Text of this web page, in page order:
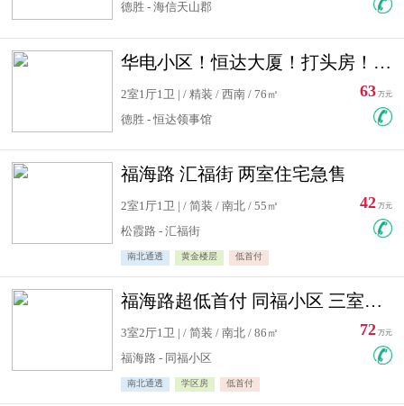
德胜 - 海信天山郡
华电小区！恒达大厦！打头房！精装修！可低首付！随时看房！
2室1厅1卫 | / 精装 / 西南 / 76㎡
德胜 - 恒达领事馆
63 万元
福海路 汇福街 两室住宅急售
2室1厅1卫 | / 简装 / 南北 / 55㎡
松霞路 - 汇福街
南北通透 黄金楼层 低首付
42 万元
福海路超低首付 同福小区 三室住宅急售
3室2厅1卫 | / 简装 / 南北 / 86㎡
福海路 - 同福小区
南北通透 学区房 低首付
72 万元